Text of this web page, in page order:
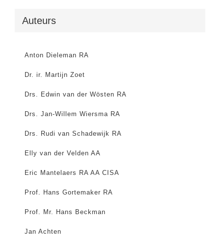
Auteurs
Anton Dieleman RA
Dr. ir. Martijn Zoet
Drs. Edwin van der Wösten RA
Drs. Jan-Willem Wiersma RA
Drs. Rudi van Schadewijk RA
Elly van der Velden AA
Eric Mantelaers RA AA CISA
Prof. Hans Gortemaker RA
Prof. Mr. Hans Beckman
Jan Achten